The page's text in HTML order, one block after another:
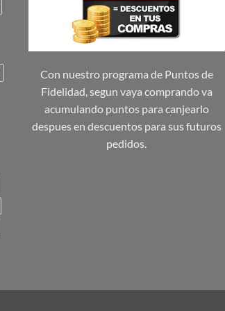
se
pueden
elegir
en
la
producto
Con nuestro programa de Puntos de
Fidelidad, segun vaya comprando va
acumulando puntos para canjearlo
despues en descuentos para sus futuros
pedidos.